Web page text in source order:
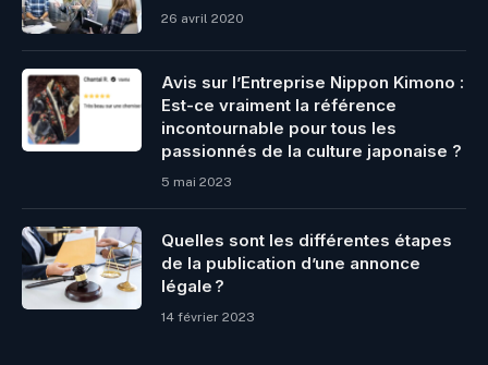
26 avril 2020
Avis sur l’Entreprise Nippon Kimono :
Est-ce vraiment la référence
incontournable pour tous les
passionnés de la culture japonaise ?
5 mai 2023
Quelles sont les différentes étapes
de la publication d’une annonce
légale ?
14 février 2023